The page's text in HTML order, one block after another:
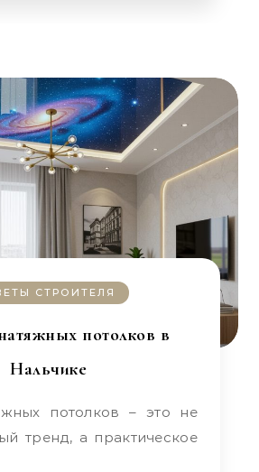
СТРОИТЕЛЯ
потолков в
Нальчике
тренд, а практическое